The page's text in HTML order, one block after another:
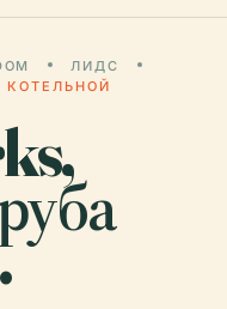
ЛИДС
КОТЕЛЬНОЙ